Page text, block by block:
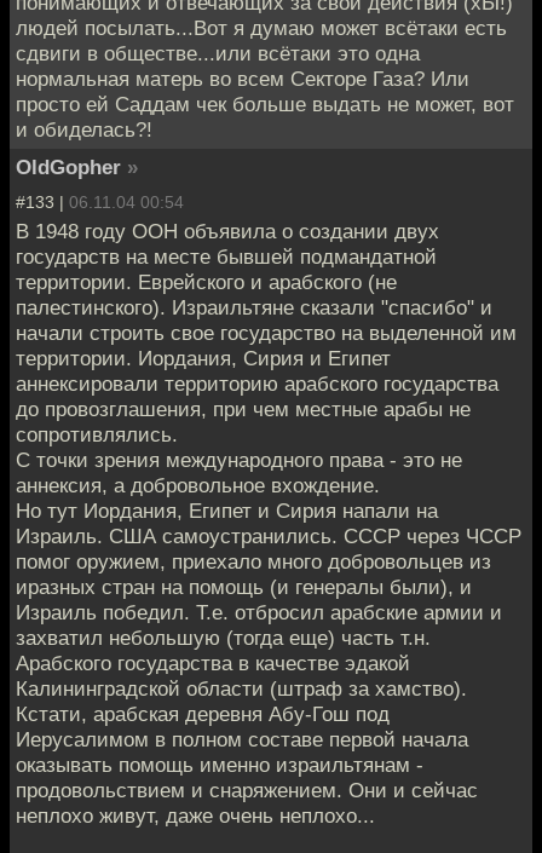
людей посылать...Вот я думаю может всётаки есть
сдвиги в обществе...или всётаки это одна
нормальная матерь во всем Секторе Газа? Или
просто ей Саддам чек больше выдать не может, вот
и обиделась?!
OldGopher »
#133 | 06.11.04 00:54
В 1948 году ООН объявила о создании двух
государств на месте бывшей подмандатной
территории. Еврейского и арабского (не
палестинского). Израильтяне сказали "спасибо" и
начали строить свое государство на выделенной им
территории. Иордания, Сирия и Египет
аннексировали территорию арабского государства
до провозглашения, при чем местные арабы не
сопротивлялись.
С точки зрения международного права - это не
аннексия, а добровольное вхождение.
Но тут Иордания, Египет и Сирия напали на
Израиль. США самоустранились. СССР через ЧССР
помог оружием, приехало много добровольцев из
иразных стран на помощь (и генералы были), и
Израиль победил. Т.е. отбросил арабские армии и
захватил небольшую (тогда еще) часть т.н.
Арабского государства в качестве эдакой
Калининградской области (штраф за хамство).
Кстати, арабская деревня Абу-Гош под
Иерусалимом в полном составе первой начала
оказывать помощь именно израильтянам -
продовольствием и снаряжением. Они и сейчас
неплохо живут, даже очень неплохо...